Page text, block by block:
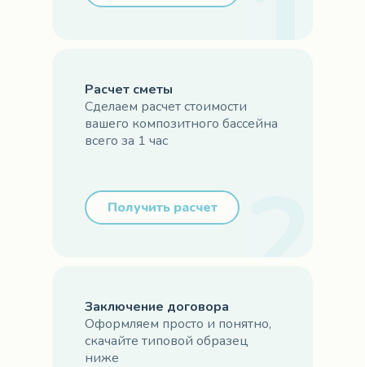
Получить расчет
Расчет сметы
Сделаем расчет стоимости
вашего композитного бассейна
всего за 1 час
Заключение договора
Оформляем просто и понятно,
скачайте типовой образец
ниже